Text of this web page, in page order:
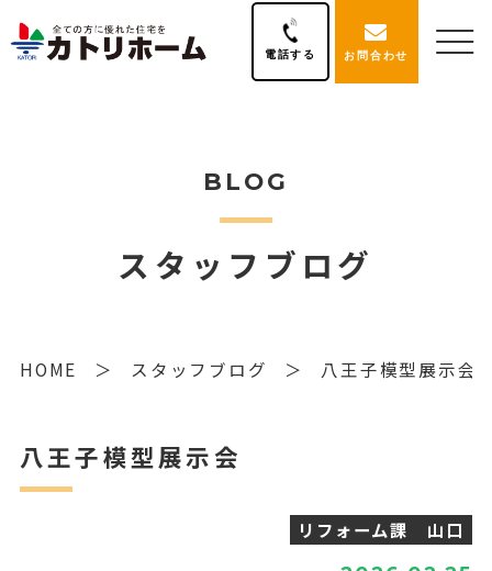
電話する お問合わせ
BLOG
スタッフブログ
HOME スタッフブログ 八王子模型展示会
八王子模型展示会
リフォーム課 山口